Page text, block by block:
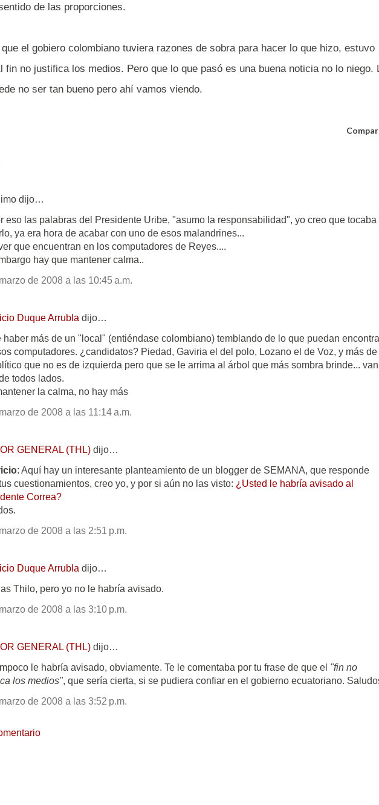
de las proporciones.
el gobiero colombiano tuviera razones de sobra para hacer lo que hizo, estuvo
fin no justifica los medios. Pero que lo que pasó es una buena noticia no lo niego.
no ser tan bueno pero ahí vamos viendo.
dijo…
eso las palabras del Presidente Uribe, "asumo la responsabilidad", yo creo que tocaba
ya era hora de acabar con uno de esos malandrines...
que encuentran en los computadores de Reyes....
hay que mantener calma..
de 2008 a las 10:45 a.m.
Duque Arrubla dijo…
haber más de un "local" (entiéndase colombiano) temblando de lo que puedan
computadores. ¿candidatos? Piedad, Gaviria el del polo, Lozano el de Voz, y más de
que no es de izquierda pero que se le arrima al árbol que más sombra brinde...
todos lados.
la calma, no hay más
de 2008 a las 11:14 a.m.
GENERAL (THL) dijo…
: Aquí hay un interesante planteamiento de un blogger de SEMANA, que responde
cuestionamientos, creo yo, y por si aún no las visto: ¿Usted le habría avisado al
Correa?
de 2008 a las 2:51 p.m.
Duque Arrubla dijo…
Thilo, pero yo no le habría avisado.
de 2008 a las 3:10 p.m.
GENERAL (THL) dijo…
le habría avisado, obviamente. Te le comentaba por tu frase de que el "fin no
los medios", que sería cierta, si se pudiera confiar en el gobierno ecuatoriano.
de 2008 a las 3:52 p.m.